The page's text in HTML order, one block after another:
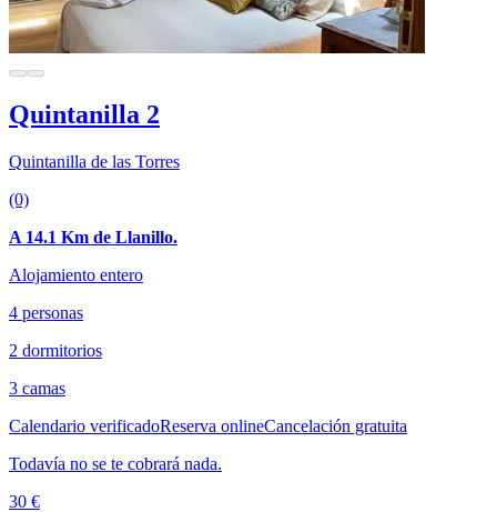
Quintanilla 2
Quintanilla de las Torres
(0)
A 14.1 Km de Llanillo.
Alojamiento entero
4 personas
2 dormitorios
3 camas
Calendario verificadoReserva onlineCancelación gratuita
Todavía no se te cobrará nada.
30 €